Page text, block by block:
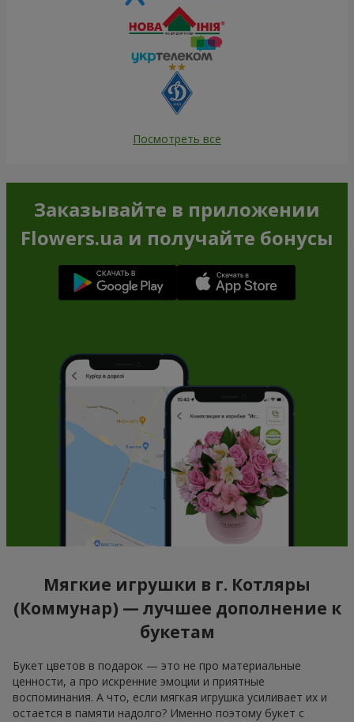
Посмотреть все
Заказывайте в приложении
Flowers.ua и получайте бонусы
Мягкие игрушки в г. Котляры
(Коммунар) — лучшее дополнение к
букетам
Букет цветов в подарок — это не про материальные
ценности, а про искренние эмоции и приятные
воспоминания. А что, если мягкая игрушка усиливает их и
остается в памяти надолго? Именно поэтому букет с